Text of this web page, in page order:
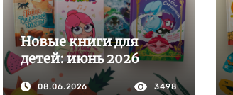
Новые книги для
детей: июнь 2026
08.06.2026 3498